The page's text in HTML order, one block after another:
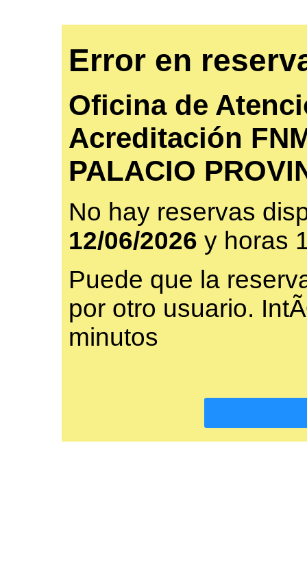
Error en
Oficina de
Acreditación
PALACIO
No hay reservas
12/06/2026 y horas
Puede que la
por otro usuario.
minutos